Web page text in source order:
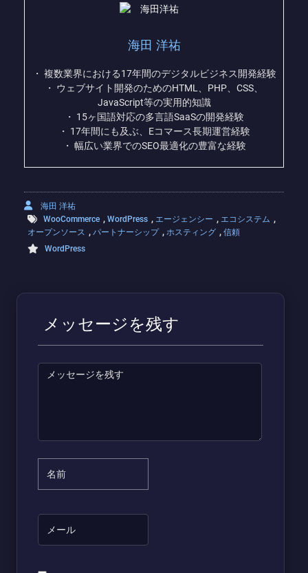
海田 洋祐
・ 複数業界における17年間のデジタルビジネス開発経験
・ ウェブサイト開発のためのHTML、PHP、CSS、
JavaScript等の実用的知識
・ 15ヶ国語対応の多言語SaaSの開発経験
・ 17年間にも及ぶ、Eコマース長期運営経験
・ 幅広い業界でのSEO最適化の豊富な経験
海田 洋祐
WooCommerce , WordPress , エージェンシー , エコシステム ,
オープンソース , パートナーシップ , ホスティング , 信頼
WordPress
メッセージを残す